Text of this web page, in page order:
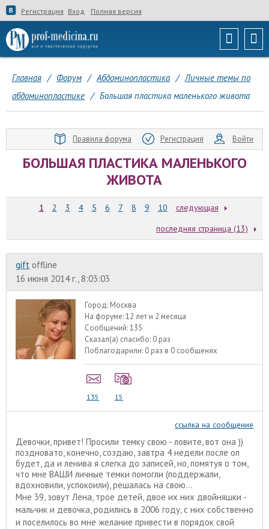
Регистрация Вход Полная версия
Главная / Форум / Абдоминопластика / Личные темы по
абдоминопластике / Большая пластика маленького живота
Правила форума Регистрация Войти
БОЛЬШАЯ ПЛАСТИКА МАЛЕНЬКОГО
ЖИВОТА
1 2 3 4 5 6 7 8 9 10
следующая
последняя страница (13)
gift offline
16 июня 2014 г., 8:03:03
Город: Москва
На форуме:12 лет и 2 месяца
Сообщений:135
Сказал(а) спасибо: 0 раз
Поблагодарили: 0 раз в 0 сообщенях
135 15
ссылка на сообщение
Девочки, привет! Просили темку свою - ловите, вот она ))
поздновато, конечно, создаю, завтра 4 недели после оп
будет, да и ленива я слегка до записей, но, помятуя о том,
что мне ВАШИ личные темки помогли (поддержали,
вдохновили, успокоили), решалась на свою...
Мне 39, зовут Лена, трое детей, двое их них двойняшки -
мальчик и девочка, родились в 2006 году, с них собственно
и поселилось во мне желание привести в порядок свой